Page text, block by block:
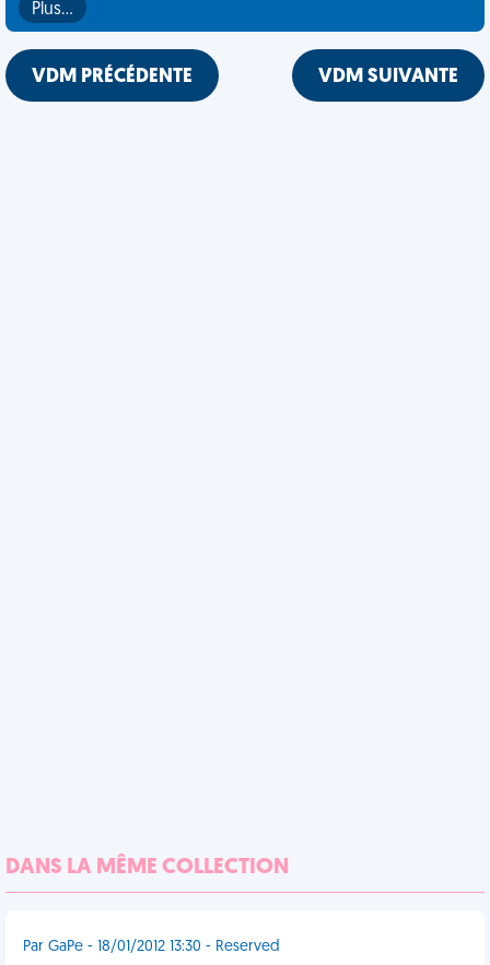
Plus…
VDM PRÉCÉDENTE VDM SUIVANTE
DANS LA MÊME COLLECTION
Par GaPe - 18/01/2012 13:30 - Reserved